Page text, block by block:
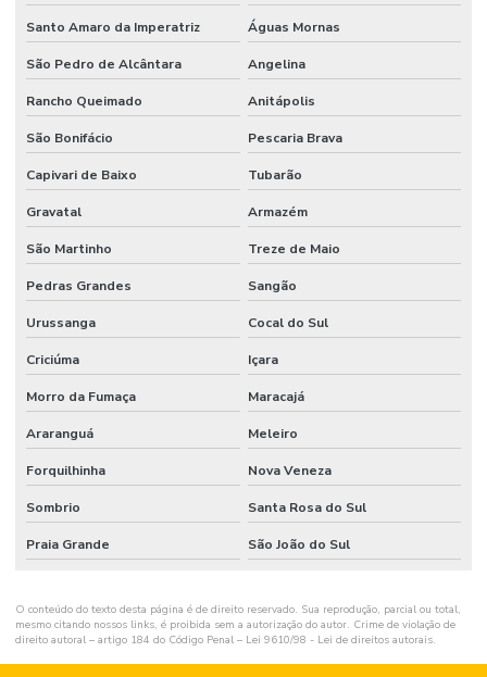
Santo Amaro da Imperatriz Águas Mornas
São Pedro de Alcântara Angelina
Rancho Queimado Anitápolis
São Bonifácio Pescaria Brava
Capivari de Baixo Tubarão
Gravatal Armazém
São Martinho Treze de Maio
Pedras Grandes Sangão
Urussanga Cocal do Sul
Criciúma Içara
Morro da Fumaça Maracajá
Araranguá Meleiro
Forquilhinha Nova Veneza
Sombrio Santa Rosa do Sul
Praia Grande São João do Sul
O conteúdo do texto desta página é de direito reservado. Sua reprodução, parcial ou total,
mesmo citando nossos links, é proibida sem a autorização do autor. Crime de violação de
direito autoral – artigo 184 do Código Penal – Lei 9610/98 - Lei de direitos autorais.